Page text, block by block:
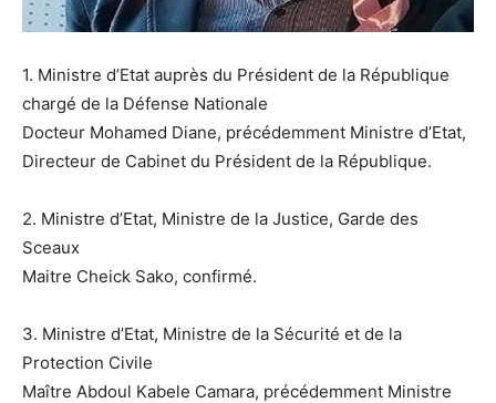
1. Ministre d’Etat auprès du Président de la République
chargé de la Défense Nationale
Docteur Mohamed Diane, précédemment Ministre d’Etat,
Directeur de Cabinet du Président de la République.
2. Ministre d’Etat, Ministre de la Justice, Garde des
Sceaux
Maitre Cheick Sako, confirmé.
3. Ministre d’Etat, Ministre de la Sécurité et de la
Protection Civile
Maître Abdoul Kabele Camara, précédemment Ministre